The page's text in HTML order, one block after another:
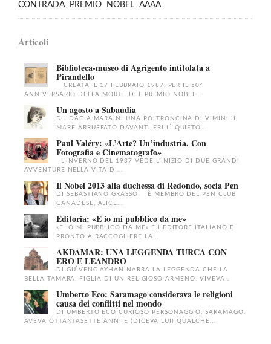
CONTRADA
PREMIO NOBEL AAAA
Articoli
Biblioteca-museo di Agrigento intitolata a
Pirandello
CREATA IL 17 FEBBRAIO 1987, PER IL 50°
ANNIVERSARIO DELLA MORTE DEL PREMIO NOBEL...
Un agosto a Sabaudia
D I DACIA MARAINI UNA POLTRONCINA DI VIMINI IL
MARE ARRUFFATO DAVANTI ERI LÌ QUIETO...
Paul Valéry: «L’Arte? Un’industria. Con
Fotografia e Cinematografo»
L’INVERNO DEL 1937 VEDE L’INIZIO DI DUE GRANDI
AVVENTURE NELLA VITA DI...
Il Nobel 2013 alla duchessa di Redondo, socia Pen
DI SEBASTIANO GRASSO È MEMBRO DEL PEN CLUB
CANADESE, ALICE...
Editoria: «E io mi pubblico da me»
«E IO MI PUBBLICO DA ME» E L’EDITORE ITALIANO È
PRONTO A RACCOGLIERE LA...
AKDAMAR: UNA LEGGENDA TURCA CON
ERO E LEANDRO
DI GUÌVENC AYHAN NARRA LA LEGGENDA CHE LA
BELLA TAMARA, FIGLIA DI UN RELIGIOSO ARMENO, VIVEVA...
Umberto Eco: Saramago considerava le religioni
causa dei conflitti nel mondo
DI UMBERTO ECO CURIOSO PERSONAGGIO, SARAMAGO.
AVEVA OTTANTASETTE ANNI E (DICEVA LUI) QUALCHE...